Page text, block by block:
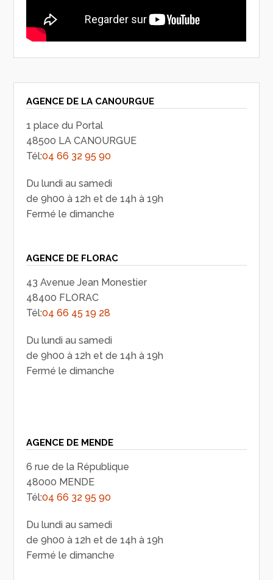
AGENCE DE LA CANOURGUE
1 place du Portal
48500 LA CANOURGUE
Tél:04 66 32 95 90
Du lundi au samedi
de 9h00 à 12h et de 14h à 19h
Fermé le dimanche
AGENCE DE FLORAC
43 Avenue Jean Monestier
48400 FLORAC
Tél:04 66 45 19 28
Du lundi au samedi
de 9h00 à 12h et de 14h à 19h
Fermé le dimanche
AGENCE DE MENDE
6 rue de la République
48000 MENDE
Tél:04 66 32 95 90
Du lundi au samedi
de 9h00 à 12h et de 14h à 19h
Fermé le dimanche